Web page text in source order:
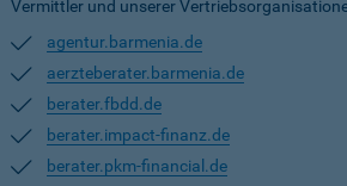
Vermittler und unserer
agentur.barmenia.de
aerzteberater.barmenia.de
berater.fbdd.de
berater.impact-finanz.de
berater.pkm-financial.de